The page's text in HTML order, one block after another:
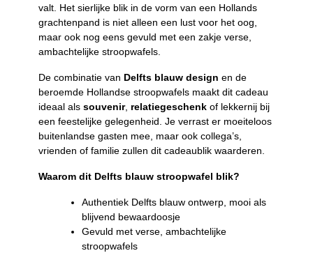
valt. Het sierlijke blik in de vorm van een Hollands
grachtenpand is niet alleen een lust voor het oog,
maar ook nog eens gevuld met een zakje verse,
ambachtelijke stroopwafels.
De combinatie van Delfts blauw design en de
beroemde Hollandse stroopwafels maakt dit cadeau
ideaal als souvenir, relatiegeschenk of lekkernij bij
een feestelijke gelegenheid. Je verrast er moeiteloos
buitenlandse gasten mee, maar ook collega’s,
vrienden of familie zullen dit cadeaublik waarderen.
Waarom dit Delfts blauw stroopwafel blik?
Authentiek Delfts blauw ontwerp, mooi als
blijvend bewaardoosje
Gevuld met verse, ambachtelijke
stroopwafels